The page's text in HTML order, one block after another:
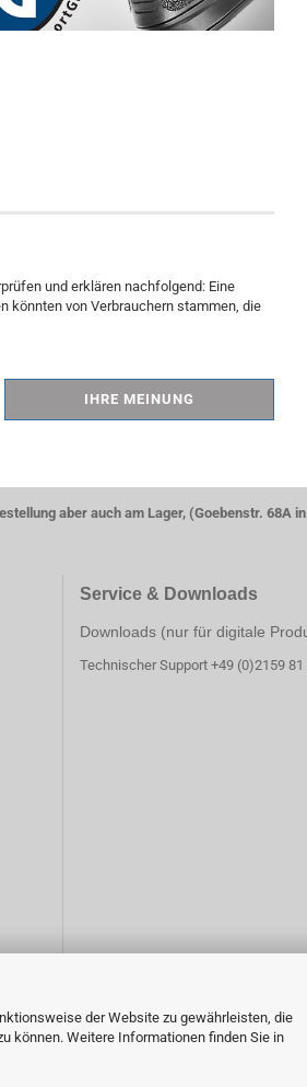
der Website zu gewährleisten, die
können. Weitere Informationen finden Sie in
und erklären nachfolgend: Eine
könnten von Verbrauchern stammen, die
IHRE MEINUNG
aber auch am Lager, (Goebenstr. 68A
Service & Downloads
Downloads (nur für digitale
Technischer Support +49 (0)2159 81